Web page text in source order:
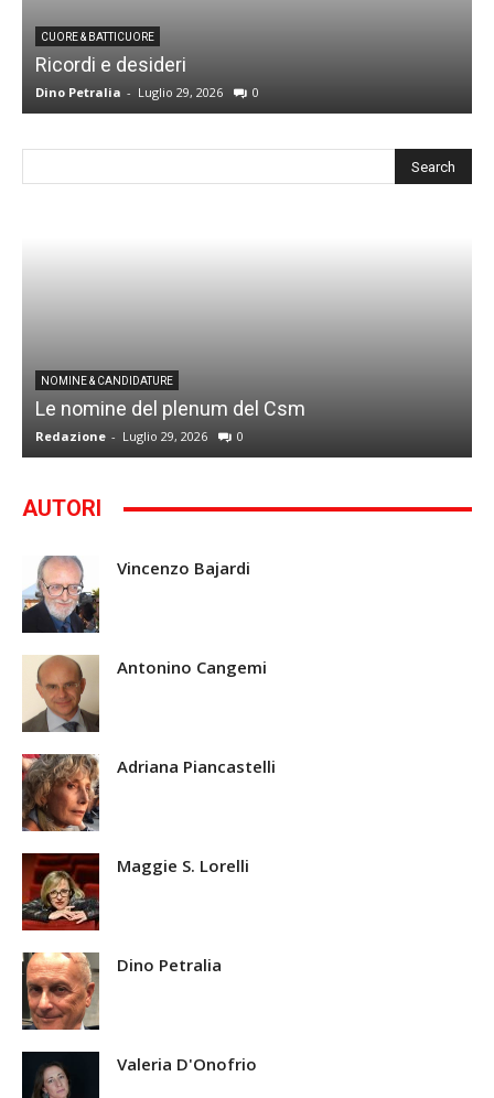
CUORE & BATTICUORE
Ricordi e desideri
Dino Petralia - Luglio 29, 2026 0
NOMINE & CANDIDATURE
Le nomine del plenum del Csm
Redazione - Luglio 29, 2026 0
AUTORI
Vincenzo Bajardi
Antonino Cangemi
Adriana Piancastelli
Maggie S. Lorelli
Dino Petralia
Valeria D'Onofrio